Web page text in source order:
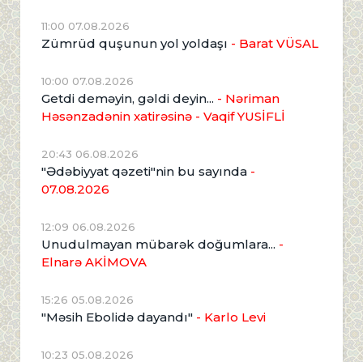
11:00 07.08.2026
Zümrüd quşunun yol yoldaşı - Barat VÜSAL
10:00 07.08.2026
Getdi deməyin, gəldi deyin... - Nəriman
Həsənzadənin xatirəsinə - Vaqif YUSİFLİ
20:43 06.08.2026
"Ədəbiyyat qəzeti"nin bu sayında -
07.08.2026
12:09 06.08.2026
Unudulmayan mübarək doğumlara... -
Elnarə AKİMOVA
15:26 05.08.2026
"Məsih Ebolidə dayandı" - Karlo Levi
10:23 05.08.2026